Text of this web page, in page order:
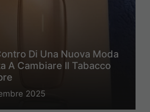
Di Una Nuova Moda
A Cambiare Il Tabacco
2025